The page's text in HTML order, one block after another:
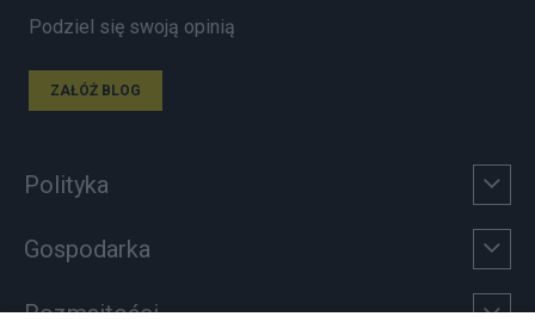
Podziel się swoją opinią
ZAŁÓŻ BLOG
Polityka
Gospodarka
Rozmaitości